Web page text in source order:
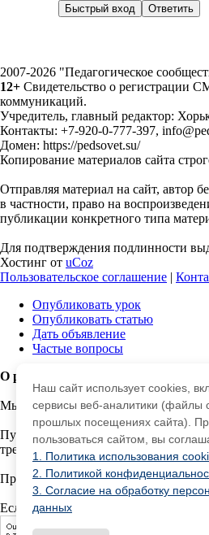
2007-2026 "Педагогическое
12+ Свидетельство о регистрации
коммуникаций.
Учредитель, главный редактор:
Контакты: +7-920-0-777-397,
Домен: https://pedsovet.su/
Копирование материалов сайта
Отправляя материал на сайт, автор
в частности, право на
публикации конкретного типа
Для подтверждения подлинности
Хостинг от uCoz
Пользовательское соглашение |
Опубликовать урок
Опубликовать статью
Дать объявление
Частые вопросы
О работе с сайтом
Мы используем cookie.
Публикуя материалы на сайте
третьми лицами.
При этом редакция сайта готова
Если вы обнаружили, что на нашем
Наш сайт использует cookies,
сервисы веб-аналитики (файлы
прошлых посещениях сайта).
пользоваться сайтом, вы
1. Политика использования
2. Политикой
3. Согласие на обработку
данных